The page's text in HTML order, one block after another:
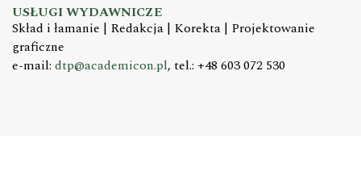
USŁUGI WYDAWNICZE
Skład i łamanie | Redakcja | Korekta | Projektowanie
graficzne
e-mail: dtp@academicon.pl, tel.: +48 603 072 530